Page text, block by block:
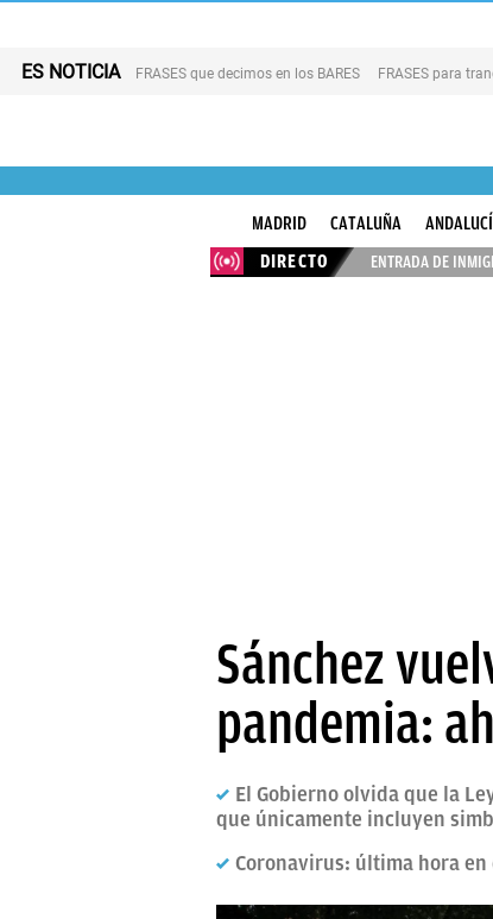
ES NOTICIA FRASES que decimos en los BARES FRASES para
MADRID CATALUÑA
DIRECTO
ENTRADA DE
Sánchez
pandemia:
El Gobierno olvida que la
que únicamente incluyen
Coronavirus: última hora